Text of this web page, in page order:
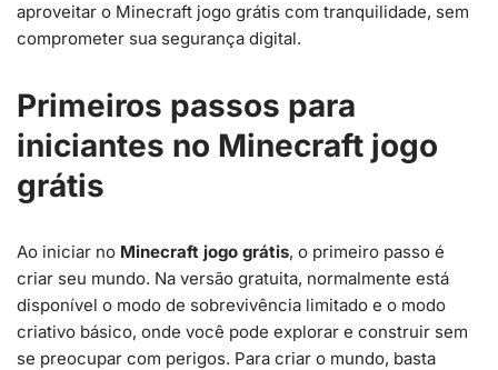
aproveitar o Minecraft jogo grátis com tranquilidade, sem
comprometer sua segurança digital.
Primeiros passos para
iniciantes no Minecraft jogo
grátis
Ao iniciar no Minecraft jogo grátis, o primeiro passo é
criar seu mundo. Na versão gratuita, normalmente está
disponível o modo de sobrevivência limitado e o modo
criativo básico, onde você pode explorar e construir sem
se preocupar com perigos. Para criar o mundo, basta